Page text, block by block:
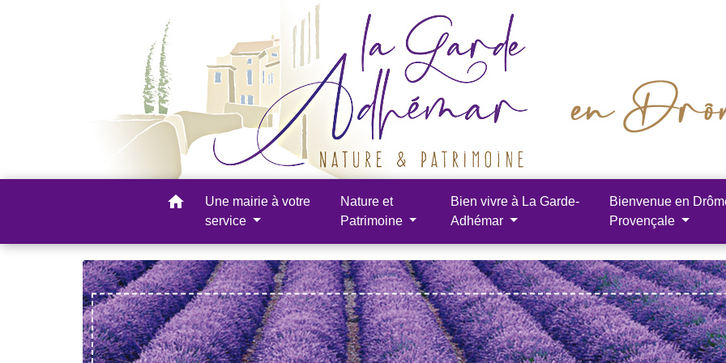
home
Une mairie à votre
service
Nature et
Patrimoine
Bien vivre à La Garde-
Adhémar
Bienvenue en
Provençale